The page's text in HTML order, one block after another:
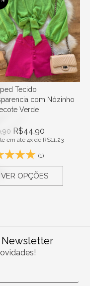
Tecido
com Nózinho
Verde
R$44,90
em até 4x de R$11,23
(1)
VER OPÇÕES
Newsletter